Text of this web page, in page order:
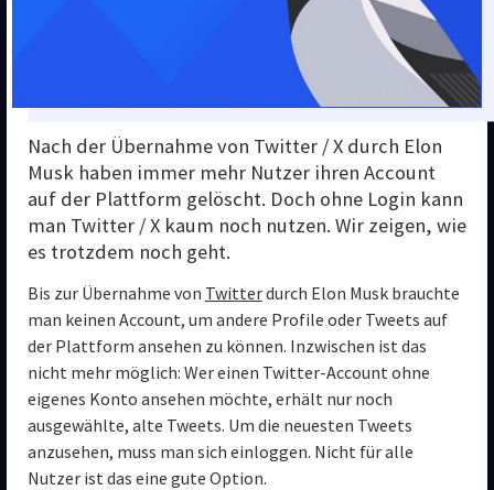
Nach der Übernahme von Twitter / X durch Elon
Musk haben immer mehr Nutzer ihren Account
auf der Plattform gelöscht. Doch ohne Login kann
man Twitter / X kaum noch nutzen. Wir zeigen, wie
es trotzdem noch geht.
Bis zur Übernahme von Twitter durch Elon Musk brauchte
man keinen Account, um andere Profile oder Tweets auf
der Plattform ansehen zu können. Inzwischen ist das
nicht mehr möglich: Wer einen Twitter-Account ohne
eigenes Konto ansehen möchte, erhält nur noch
ausgewählte, alte Tweets. Um die neuesten Tweets
anzusehen, muss man sich einloggen. Nicht für alle
Nutzer ist das eine gute Option.